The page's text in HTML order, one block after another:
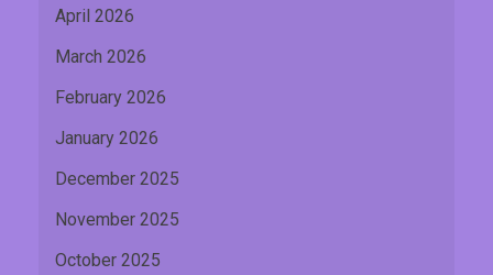
April 2026
March 2026
February 2026
January 2026
December 2025
November 2025
October 2025